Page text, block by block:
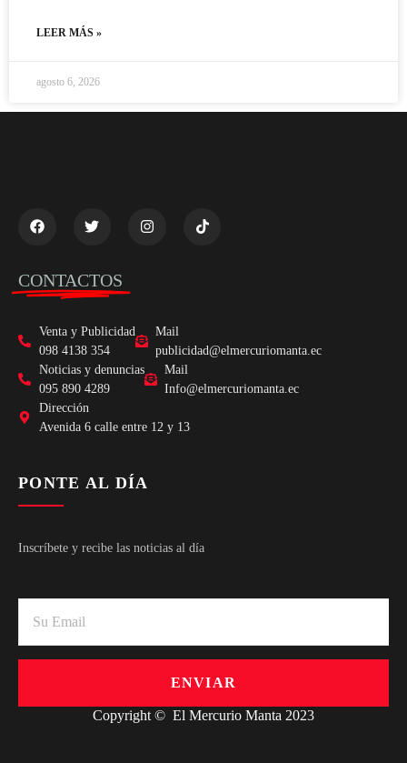
LEER MÁS »
agosto 6, 2026
CONTACTOS
Venta y Publicidad
098 4138 354
Mail
publicidad@elmercuriomanta.ec
Noticias y denuncias
095 890 4289
Mail
Info@elmercuriomanta.ec
Dirección
Avenida 6 calle entre 12 y 13
PONTE AL DÍA
Inscríbete y recibe las noticias al día
ENVIAR
Copyright © El Mercurio Manta 2023